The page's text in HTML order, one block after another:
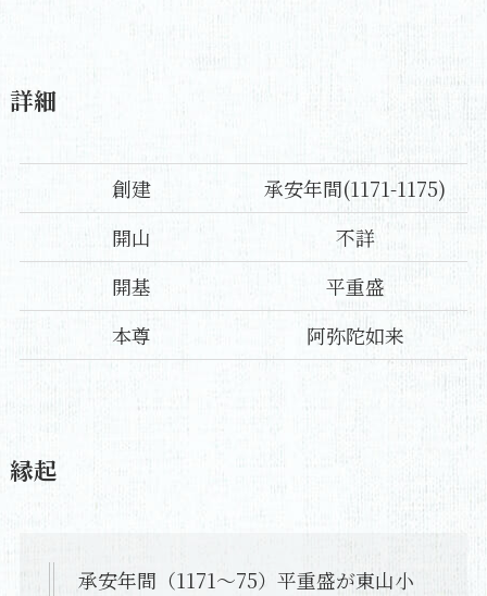
詳細
創建
承安年間(1171-1175)
開山
不詳
開基
平重盛
本尊
阿弥陀如来
縁起
承安年間（1171～75）平重盛が東山小